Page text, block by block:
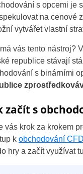
s opcemi je
na cenové
vytvářet vlastní
vás tento nástroj?
republice stávají
s binárními
začít s
vás krok za krokem
k obchodování CFD
hry a začít využívat